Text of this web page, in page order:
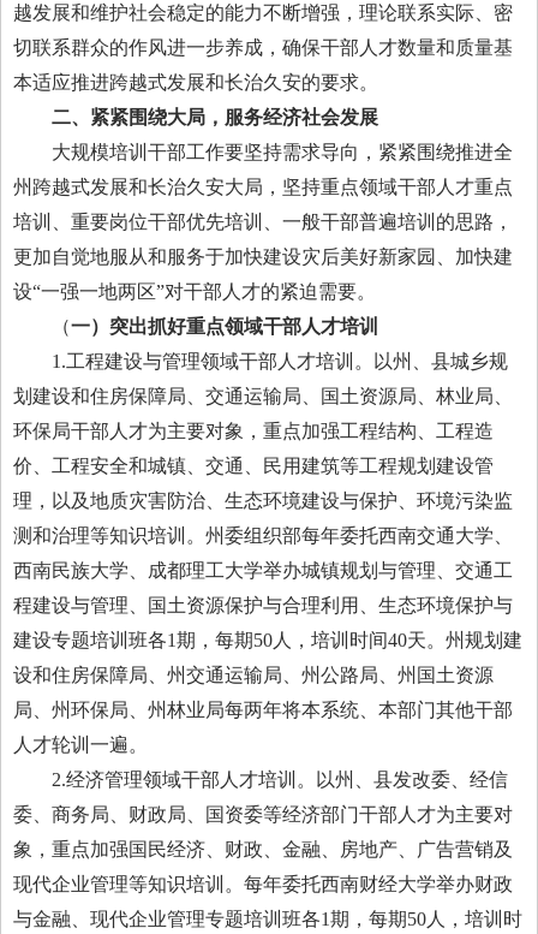
越发展和维护社会稳定的能力不断增强，理论联系实际、密
切联系群众的作风进一步养成，确保干部人才数量和质量基
本适应推进跨越式发展和长治久安的要求。
二、紧紧围绕大局，服务经济社会发展
大规模培训干部工作要坚持需求导向，紧紧围绕推进全
州跨越式发展和长治久安大局，坚持重点领域干部人才重点
培训、重要岗位干部优先培训、一般干部普遍培训的思路，
更加自觉地服从和服务于加快建设灾后美好新家园、加快建
设“一强一地两区”对干部人才的紧迫需要。
（一）突出抓好重点领域干部人才培训
1.工程建设与管理领域干部人才培训。以州、县城乡规
划建设和住房保障局、交通运输局、国土资源局、林业局、
环保局干部人才为主要对象，重点加强工程结构、工程造
价、工程安全和城镇、交通、民用建筑等工程规划建设管
理，以及地质灾害防治、生态环境建设与保护、环境污染监
测和治理等知识培训。州委组织部每年委托西南交通大学、
西南民族大学、成都理工大学举办城镇规划与管理、交通工
程建设与管理、国土资源保护与合理利用、生态环境保护与
建设专题培训班各1期，每期50人，培训时间40天。州规划建
设和住房保障局、州交通运输局、州公路局、州国土资源
局、州环保局、州林业局每两年将本系统、本部门其他干部
人才轮训一遍。
2.经济管理领域干部人才培训。以州、县发改委、经信
委、商务局、财政局、国资委等经济部门干部人才为主要对
象，重点加强国民经济、财政、金融、房地产、广告营销及
现代企业管理等知识培训。每年委托西南财经大学举办财政
与金融、现代企业管理专题培训班各1期，每期50人，培训时